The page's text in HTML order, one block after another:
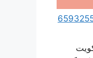
بالليزر الكويت 65932555